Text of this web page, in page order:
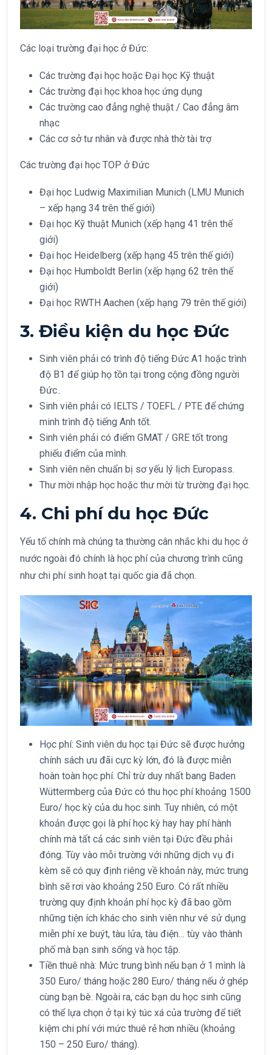
Các loại trường đại học ở Đức:
Các trường đại học hoặc Đại học Kỹ thuật
Các trường đại học khoa học ứng dụng
Các trường cao đẳng nghệ thuật / Cao đẳng âm
nhạc
Các cơ sở tư nhân và được nhà thờ tài trợ
Các trường đại học TOP ở Đức
Đại học Ludwig Maximilian Munich (LMU Munich
– xếp hạng 34 trên thế giới)
Đại học Kỹ thuật Munich (xếp hạng 41 trên thế
giới)
Đại học Heidelberg (xếp hạng 45 trên thế giới)
Đại học Humboldt Berlin (xếp hạng 62 trên thế
giới)
Đại học RWTH Aachen (xếp hạng 79 trên thế giới)
3. Điều kiện du học Đức
Sinh viên phải có trình độ tiếng Đức A1 hoặc trình
độ B1 để giúp họ tồn tại trong cộng đồng người
Đức..
Sinh viên phải có IELTS / TOEFL / PTE để chứng
minh trình độ tiếng Anh tốt.
Sinh viên phải có điểm GMAT / GRE tốt trong
phiếu điểm của mình.
Sinh viên nên chuẩn bị sơ yếu lý lịch Europass.
Thư mời nhập học hoặc thư mời từ trường đại học.
4. Chi phí du học Đức
Yếu tố chính mà chúng ta thường cân nhắc khi du học ở
nước ngoài đó chính là học phí của chương trình cũng
như chi phí sinh hoạt tại quốc gia đã chọn.
Học phí: Sinh viên du học tại Đức sẽ được hưởng
chính sách ưu đãi cực kỳ lớn, đó là được miễn
hoàn toàn học phí. Chỉ trừ duy nhất bang Baden
Wüttermberg của Đức có thu học phí khoảng 1500
Euro/ học kỳ của du học sinh. Tuy nhiên, có một
khoản được gọi là phí học kỳ hay hay phí hành
chính mà tất cả các sinh viên tại Đức đều phải
đóng. Tùy vào mỗi trường với những dịch vụ đi
kèm sẽ có quy định riêng về khoản này, mức trung
bình sẽ rơi vào khoảng 250 Euro. Có rất nhiều
trường quy định khoản phí học kỳ đã bao gồm
những tiện ích khác cho sinh viên như vé sử dụng
miễn phí xe buýt, tàu lửa, tàu điện… tùy vào thành
phố mà bạn sinh sống và học tập.
Tiền thuê nhà: Mức trung bình nếu bạn ở 1 mình là
350 Euro/ tháng hoặc 280 Euro/ tháng nếu ở ghép
cùng bạn bè. Ngoài ra, các bạn du học sinh cũng
có thể lựa chọn ở tại ký túc xá của trường để tiết
kiệm chi phí với mức thuê rẻ hơn nhiều (khoảng
150 – 250 Euro/ tháng).